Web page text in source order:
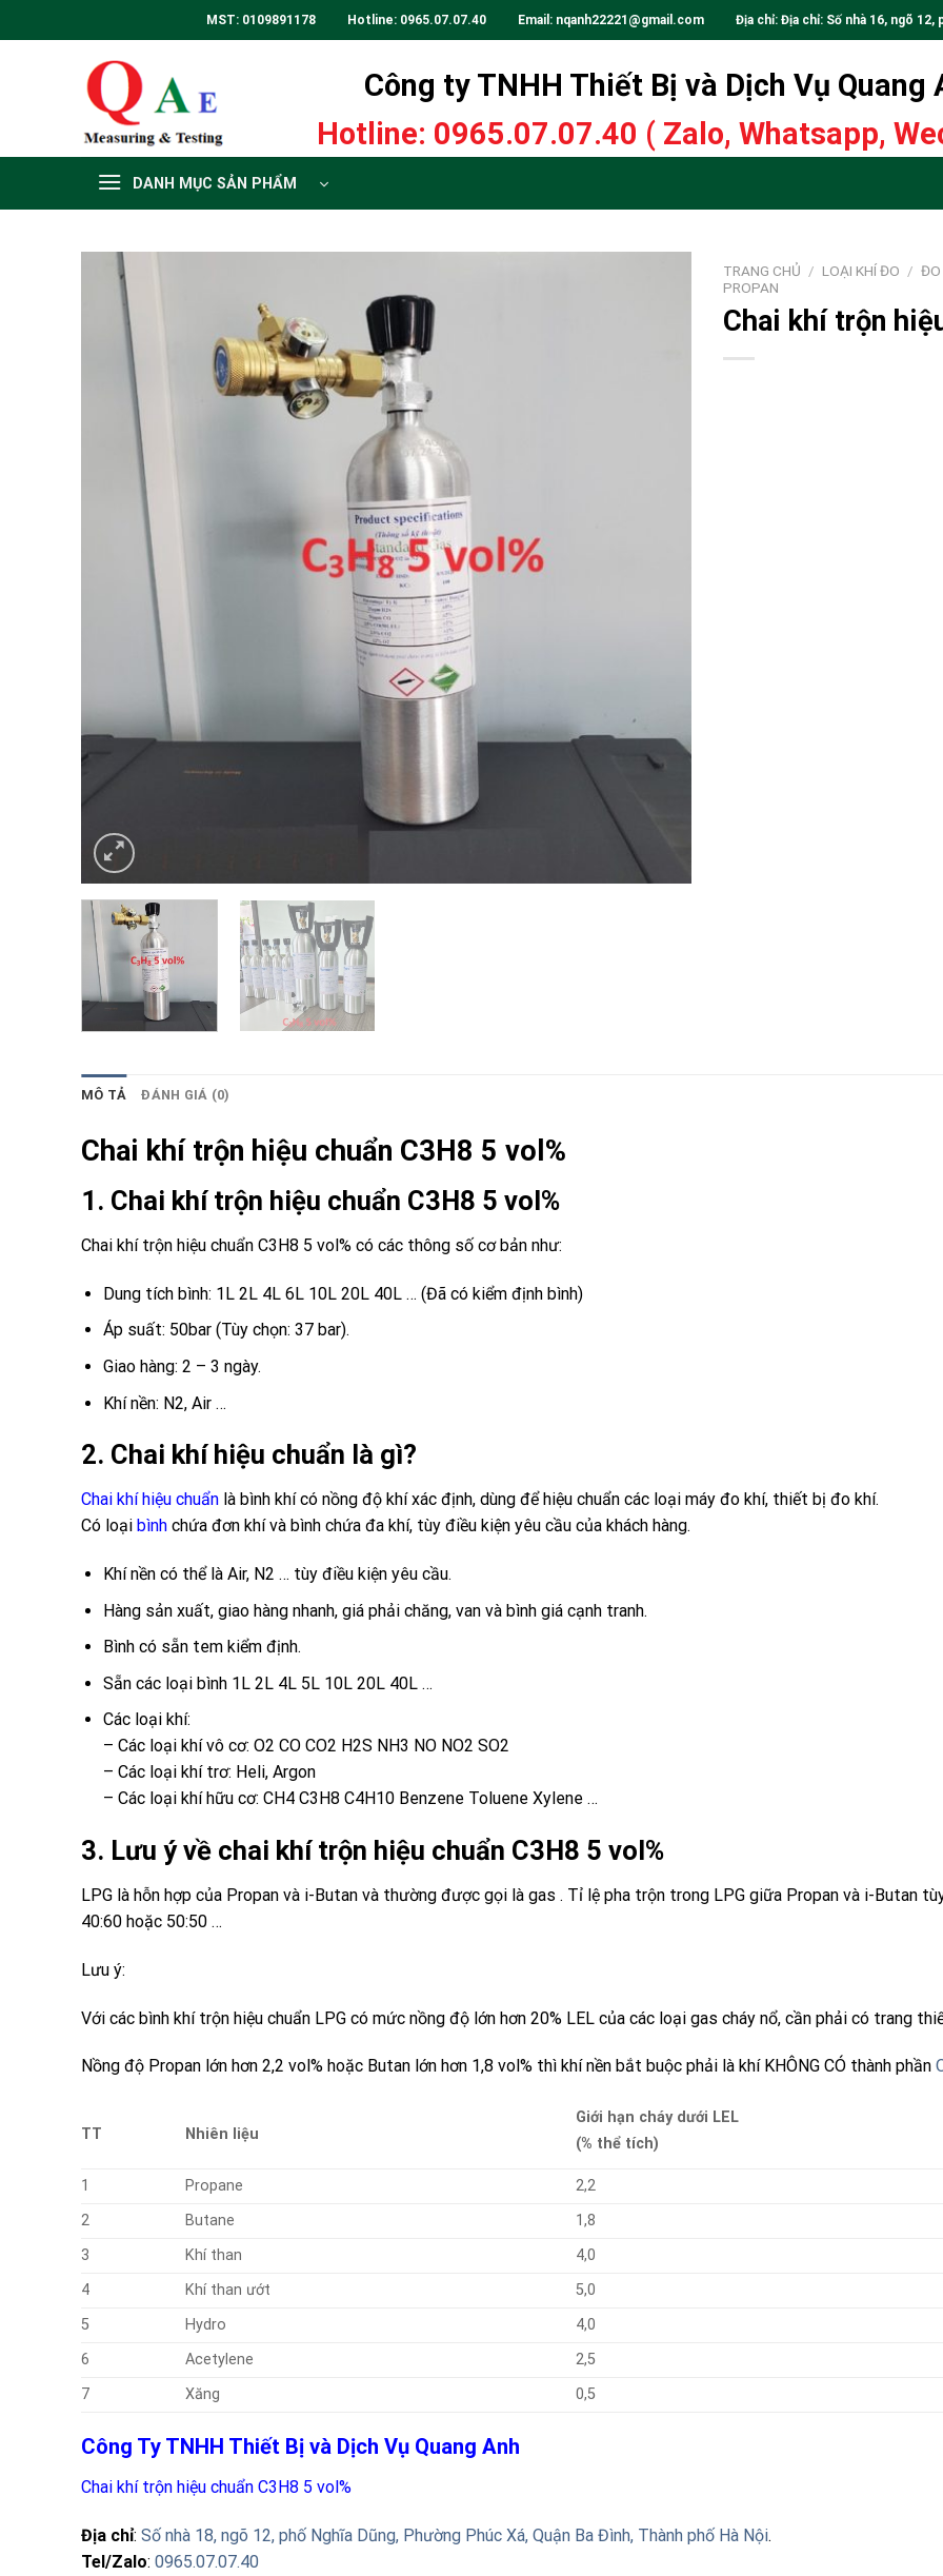
to
MST: 0109891178 Hotline: 0965.07.07.40 Email: nqanh22221@gmail.com Địa chỉ: Địa chỉ: Số nhà 16, ngõ 12,
Công ty TNHH Thiết Bị và Dịch Vụ Quang
Hotline: 0965.07.07.40 ( Zalo, Whatsapp,
DANH MỤC SẢN PHẨM
TRANG CHỦ / LOẠI KHÍ ĐO / ĐO
PROPAN
Chai khí trộn
MÔ TẢ ĐÁNH GIÁ (0)
Chai khí trộn hiệu chuẩn C3H8 5 vol%
1. Chai khí trộn hiệu chuẩn C3H8 5 vol%
Chai khí trộn hiệu chuẩn C3H8 5 vol% có các thông số cơ bản như:
Dung tích bình: 1L 2L 4L 6L 10L 20L 40L … (Đã có kiểm định bình)
Áp suất: 50bar (Tùy chọn: 37 bar).
Giao hàng: 2 – 3 ngày.
Khí nền: N2, Air …
2. Chai khí hiệu chuẩn là gì?
Chai khí hiệu chuẩn là bình khí có nồng độ khí xác định, dùng để hiệu chuẩn các loại máy đo khí, thiết bị đo khí.
Có loại bình chứa đơn khí và bình chứa đa khí, tùy điều kiện yêu cầu của khách hàng.
Khí nền có thể là Air, N2 … tùy điều kiện yêu cầu.
Hàng sản xuất, giao hàng nhanh, giá phải chăng, van và bình giá cạnh tranh.
Bình có sẵn tem kiểm định.
Sẵn các loại bình 1L 2L 4L 5L 10L 20L 40L …
Các loại khí:
– Các loại khí vô cơ: O2 CO CO2 H2S NH3 NO NO2 SO2
– Các loại khí trơ: Heli, Argon
– Các loại khí hữu cơ: CH4 C3H8 C4H10 Benzene Toluene Xylene …
3. Lưu ý về chai khí trộn hiệu chuẩn C3H8 5 vol%
LPG là hỗn hợp của Propan và i-Butan và thường được gọi là gas . Tỉ lệ pha trộn trong LPG giữa Propan và i-Butan
40:60 hoặc 50:50 …
Lưu ý:
Với các bình khí trộn hiệu chuẩn LPG có mức nồng độ lớn hơn 20% LEL của các loại gas cháy nổ, cần phải có trang
Nồng độ Propan lớn hơn 2,2 vol% hoặc Butan lớn hơn 1,8 vol% thì khí nền bắt buộc phải là khí KHÔNG CÓ thành phần
TT Nhiên liệu
Giới hạn cháy dưới LEL
(% thể tích)
1 Propane 2,2
2
Butane 1,8
3
Khí than 4,0
4
Khí than ướt 5,0
5
Hydro 4,0
6
Acetylene 2,5
7
Xăng 0,5
Công Ty TNHH Thiết Bị và Dịch Vụ Quang Anh
Chai khí trộn hiệu chuẩn C3H8 5 vol%
Địa chỉ: Số nhà 18, ngõ 12, phố Nghĩa Dũng, Phường Phúc Xá, Quận Ba Đình, Thành phố Hà Nội.
Tel/Zalo: 0965.07.07.40